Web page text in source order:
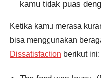
kamu tidak puas
Ketika kamu merasa
bisa menggunakan
Dissatisfaction berikut ini: